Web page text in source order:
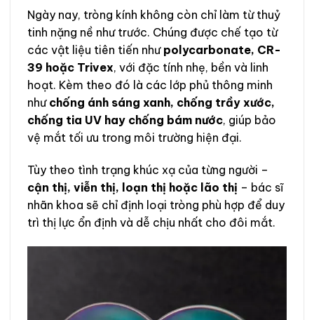
Ngày nay, tròng kính không còn chỉ làm từ thuỷ
tinh nặng nề như trước. Chúng được chế tạo từ
các vật liệu tiên tiến như polycarbonate, CR-
39 hoặc Trivex, với đặc tính nhẹ, bền và linh
hoạt. Kèm theo đó là các lớp phủ thông minh
như chống ánh sáng xanh, chống trầy xước,
chống tia UV hay chống bám nước, giúp bảo
vệ mắt tối ưu trong môi trường hiện đại.
Tùy theo tình trạng khúc xạ của từng người –
cận thị, viễn thị, loạn thị hoặc lão thị – bác sĩ
nhãn khoa sẽ chỉ định loại tròng phù hợp để duy
trì thị lực ổn định và dễ chịu nhất cho đôi mắt.